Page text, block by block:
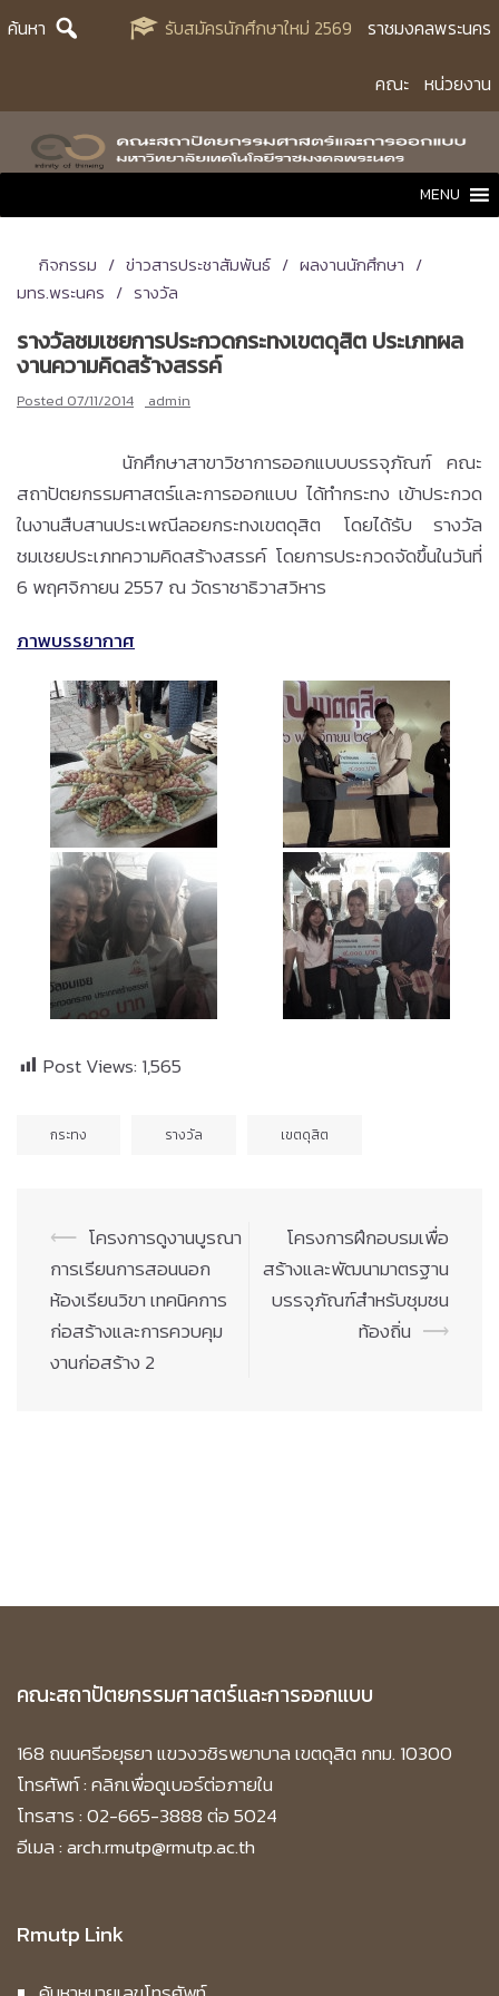
Skipค้นหา รับสมัครนักศึกษาใหม่ 2569 ราชมงคลพระนคร
คณะ หน่วยงาน
MENU
กิจกรรม ข่าวสารประชาสัมพันธ์
ผลงานนักศึกษา
มทร.พระนคร
รางวัล
รางวัลชมเชยการประกวดกระทงเขตดุสิต ประเภทผล
งานความคิดสร้างสรรค์
Posted 07/11/2014 admin
นักศึกษาสาขาวิชาการออกแบบบรรจุภัณฑ์ คณะ
สถาปัตยกรรมศาสตร์และการออกแบบ ได้ทำกระทง เข้าประกวด
ในงานสืบสานประเพณีลอยกระทงเขตดุสิต โดยได้รับ รางวัล
ชมเชยประเภทความคิดสร้างสรรค์ โดยการประกวดจัดขึ้นในวันที่
6 พฤศจิกายน 2557 ณ วัดราชาธิวาสวิหาร
ภาพบรรยากาศ
Post Views: 1,565
กระทง รางวัล เขตดุสิต
Post
navigation
⟵ โครงการดูงานบูรณา
การเรียนการสอนนอก
ห้องเรียนวิขา เทคนิคการ
ก่อสร้างและการควบคุม
งานก่อสร้าง 2
โครงการฝึกอบรมเพื่อ
สร้างและพัฒนามาตรฐาน
บรรจุภัณฑ์สำหรับชุมชน
ท้องถิ่น ⟶
คณะสถาปัตยกรรมศาสตร์และการออกแบบ
168 ถนนศรีอยุธยา แขวงวชิรพยาบาล เขตดุสิต กทม. 10300
โทรศัพท์ :คลิกเพื่อดูเบอร์ต่อภายใน
โทรสาร : 02-665-3888 ต่อ 5024
อีเมล : arch.rmutp@rmutp.ac.th
Rmutp Link